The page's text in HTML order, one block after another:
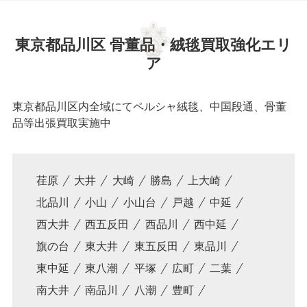
東京都品川区 骨董品・絨毯買取強化エリ
ア
東京都品川区内全域にてペルシャ絨毯、中国段通、骨董
品等出張買取実施中
荏原 大井 大崎 勝島
上大崎
北品川
小山 小山台 戸越
中延
西大井
西五反田 西品川
西中延
旗の台
東大井 東五反田
東品川
東中延
東八潮 平塚 広町
二葉
南大井
南品川 八潮 豊町